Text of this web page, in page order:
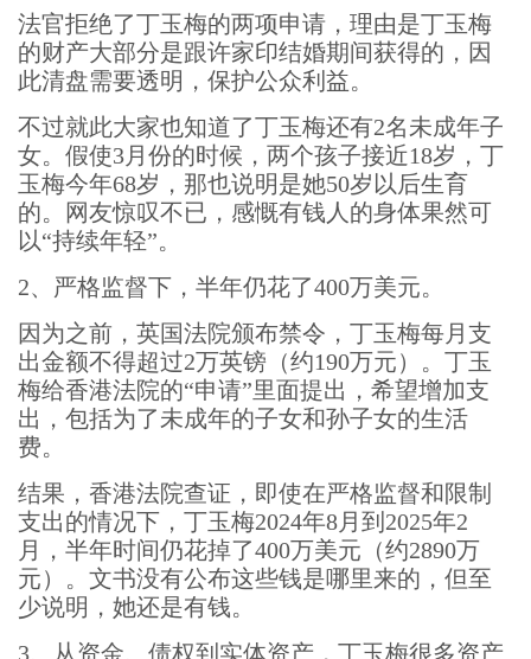
法官拒绝了丁玉梅的两项申请，理由是丁玉梅
的财产大部分是跟许家印结婚期间获得的，因
此清盘需要透明，保护公众利益。
不过就此大家也知道了丁玉梅还有2名未成年子
女。假使3月份的时候，两个孩子接近18岁，丁
玉梅今年68岁，那也说明是她50岁以后生育
的。网友惊叹不已，感慨有钱人的身体果然可
以“持续年轻”。
2、严格监督下，半年仍花了400万美元。
因为之前，英国法院颁布禁令，丁玉梅每月支
出金额不得超过2万英镑（约190万元）。丁玉
梅给香港法院的“申请”里面提出，希望增加支
出，包括为了未成年的子女和孙子女的生活
费。
结果，香港法院查证，即使在严格监督和限制
支出的情况下，丁玉梅2024年8月到2025年2
月，半年时间仍花掉了400万美元（约2890万
元）。文书没有公布这些钱是哪里来的，但至
少说明，她还是有钱。
3、从资金、债权到实体资产，丁玉梅很多资产